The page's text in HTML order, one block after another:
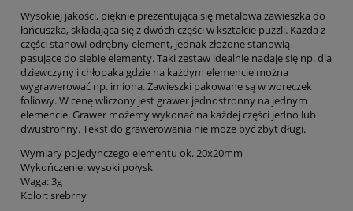
Wysokiej jakości, pięknie prezentująca się metalowa zawieszka do
łańcuszka, składająca się z dwóch części w kształcie puzzli. Każda z
części stanowi odrębny element, jednak złożone stanowią
pasujące do siebie elementy. Taki zestaw idealnie nadaje się np. dla
dziewczyny i chłopaka gdzie na każdym elemencie można
wygrawerować np. imiona. Zawieszki pakowane są w woreczek
foliowy. W cenę wliczony jest grawer jednostronny na jednym
elemencie. Grawer możemy wykonać na każdej części jedno lub
dwustronny. Tekst do grawerowania nie może być zbyt długi.
Wymiary pojedynczego elementu ok. 20x20mm
Wykończenie: wysoki połysk
Waga: 3g
Kolor: srebrny